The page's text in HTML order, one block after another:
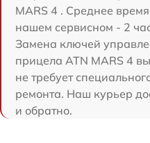
MARS 4 . Среднее
нашем сервисном - 2
Замена ключей
прицела ATN MARS 4
не требует
ремонта. Наш курьер
и обратно.